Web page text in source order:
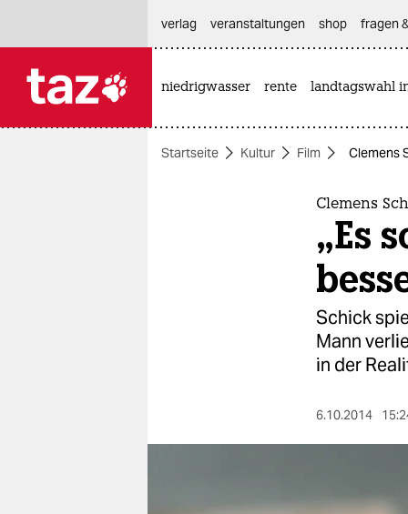
themen
nord
verlag
veranstaltungen shop fragen
niedrigwasser rente landtagswahl
Startseite Kultur Film Clemens
Clemens
„Es
Schick
Mann
in der
6.10.2014